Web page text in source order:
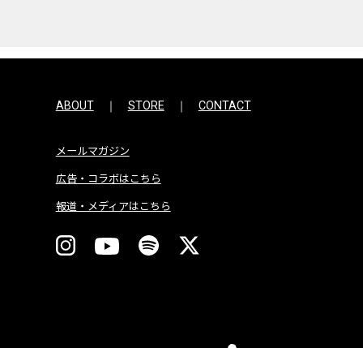
ABOUT STORE CONTACT
メールマガジン
広告・コラボはこちら
報道・メディアはこちら